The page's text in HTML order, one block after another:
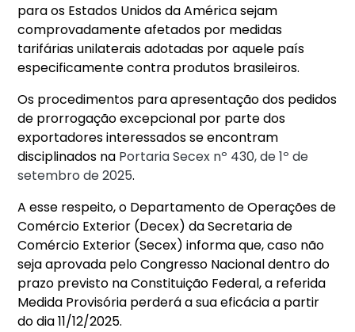
para os Estados Unidos da América sejam
comprovadamente afetados por medidas
tarifárias unilaterais adotadas por aquele país
especificamente contra produtos brasileiros.
Os procedimentos para apresentação dos pedidos
de prorrogação excepcional por parte dos
exportadores interessados se encontram
disciplinados na Portaria Secex nº 430, de 1º de
setembro de 2025.
A esse respeito, o Departamento de Operações de
Comércio Exterior (Decex) da Secretaria de
Comércio Exterior (Secex) informa que, caso não
seja aprovada pelo Congresso Nacional dentro do
prazo previsto na Constituição Federal, a referida
Medida Provisória perderá a sua eficácia a partir
do dia 11/12/2025.